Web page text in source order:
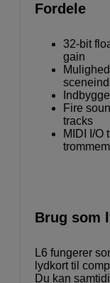
Fordele
32-bit
gain
Fire
tracks
MIDI I/O
Brug som
L6 fungerer
lydkort til
Du kan